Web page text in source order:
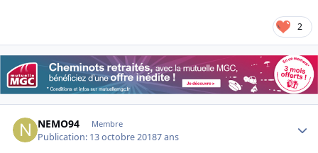
2
NEMO94 Membre
Publication: 13 octobre 20187 ans